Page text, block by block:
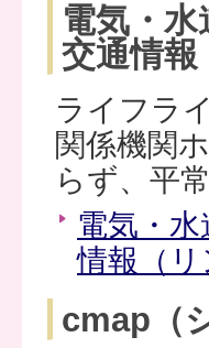
電気・
交通情報
ライフラ
関係機関
らず、平
電気・
情報（リ
cmap（